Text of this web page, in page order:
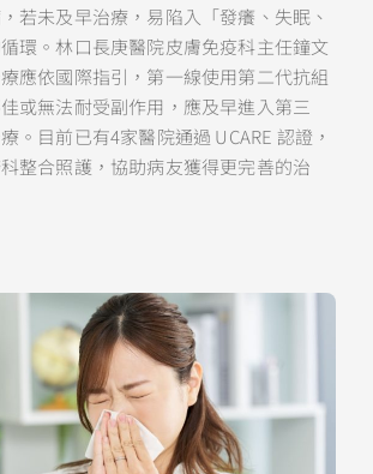
若未及早治療，易陷入「發癢、失眠、
環。林口長庚醫院皮膚免疫科主任鐘文
應依國際指引，第一線使用第二代抗組
或無法耐受副作用，應及早進入第三
。目前已有4家醫院通過 UCARE 認證，
整合照護，協助病友獲得更完善的治